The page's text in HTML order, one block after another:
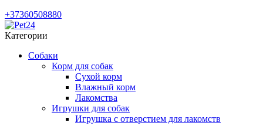
+37360508880
Категории
Собаки
Корм для собак
Сухой корм
Влажный корм
Лакомства
Игрушки для собак
Игрушка с отверстием для лакомств